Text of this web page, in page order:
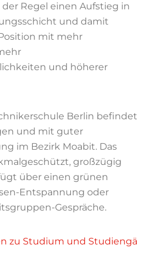
Regel einen Aufstieg in
und damit
mit mehr
und höherer
Berlin befindet
und mit guter
im Bezirk Moabit. Das
großzügig
über einen grünen
Entspannung oder
Gespräche.
zu Studium und Studiengä